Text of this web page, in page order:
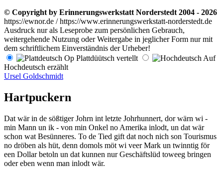
© Copyright by Erinnerungswerkstatt Norderstedt 2004 - 2026
https://ewnor.de / https://www.erinnerungswerkstatt-norderstedt.de
Ausdruck nur als Leseprobe zum persönlichen Gebrauch,
weitergehende Nutzung oder Weitergabe in jeglicher Form nur mit
dem schriftlichem Einverständnis der Urheber!
Op Plattdüütsch vertellt
Auf
Hochdeutsch erzählt
Ursel Goldschmidt
Hartpuckern
Dat wär in de sößtiger Johrn int letzte Johrhunnert, dor wärn wi -
min Mann un ik - von min Onkel no Amerika inlodt, un dat wär
schon wat Besünneres. To de Tied gift dat noch nich son Tourismus
no dröben als hüt, denn domols möt wi veer Mark un twinntig för
een Dollar betoln un dat kunnen nur Geschäftslüd toweeg bringen
oder eben wenn man inlodt wär.